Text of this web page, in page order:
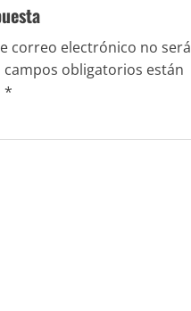
correo electrónico no será
campos obligatorios están
*